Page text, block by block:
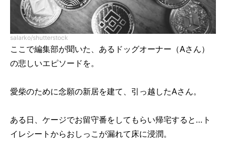
salarko/shutterstock
ここで編集部が聞いた、あるドッグオーナー（Aさん）
の悲しいエピソードを。
愛柴のために念願の新居を建て、引っ越したAさん。
ある日、ケージでお留守番をしてもらい帰宅すると…ト
イレシートからおしっこが漏れて床に浸潤。